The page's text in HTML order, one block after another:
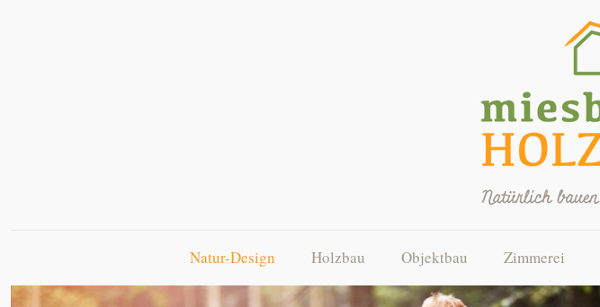
Natur-Design Holzbau Objektbau Zimmerei